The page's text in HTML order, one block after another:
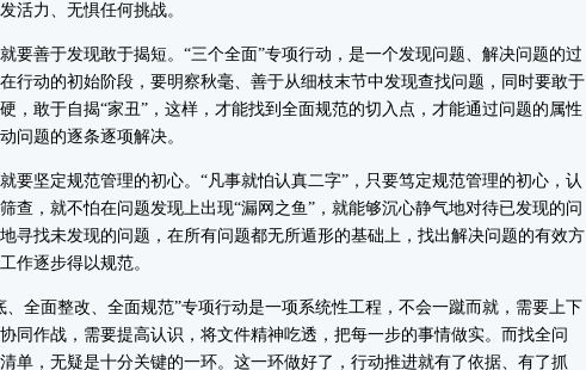
活力、无惧任何挑战。
善于发现敢于揭短。“三个全面”专项行动，是一个发现问题、解决问题的过
行动的初始阶段，要明察秋毫、善于从细枝末节中发现查找问题，同时要敢于
，敢于自揭“家丑”，这样，才能找到全面规范的切入点，才能通过问题的属性
问题的逐条逐项解决。
坚定规范管理的初心。“凡事就怕认真二字”，只要笃定规范管理的初心，认
查，就不怕在问题发现上出现“漏网之鱼”，就能够沉心静气地对待已发现的问
寻找未发现的问题，在所有问题都无所遁形的基础上，找出解决问题的有效方
作逐步得以规范。
面整改、全面规范”专项行动是一项系统性工程，不会一蹴而就，需要上下
同作战，需要提高认识，将文件精神吃透，把每一步的事情做实。而找全问
单，无疑是十分关键的一环。这一环做好了，行动推进就有了依据、有了抓